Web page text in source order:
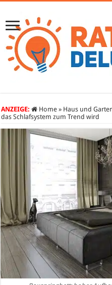
ANZEIGE: Home » Haus und
das Schlafsystem zum Trend wird